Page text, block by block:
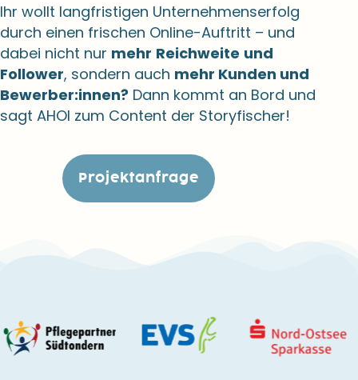
Ihr wollt langfristigen Unternehmenserfolg
durch einen frischen Online-Auftritt – und
dabei nicht nur mehr Reichweite und
Follower, sondern auch mehr Kunden und
Bewerber:innen? Dann kommt an Bord und
sagt AHOI zum Content der Storyfischer!
Projektanfrage